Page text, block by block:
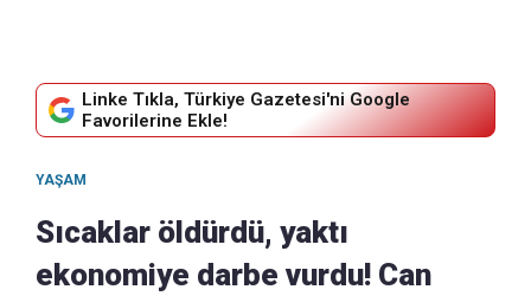
Linke Tıkla, Türkiye Gazetesi'ni Google
Favorilerine Ekle!
YAŞAM
Sıcaklar öldürdü, yaktı
ekonomiye darbe vurdu! Can